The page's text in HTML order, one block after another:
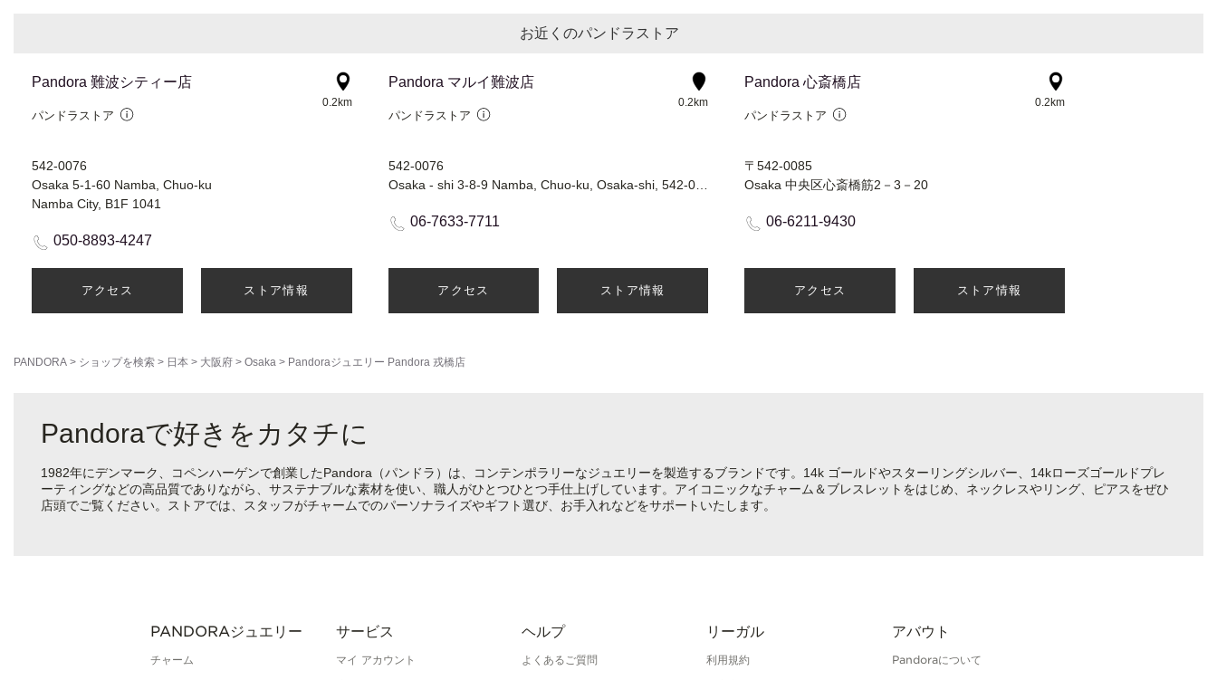
お近くのパンドラストア
Pandora 難波シティー店
パンドラストア
0.2km
542-0076
Osaka 5-1-60 Namba, Chuo-ku
Namba City, B1F 1041
050-8893-4247
アクセス ストア情報
Pandora マルイ難波店
パンドラストア
0.2km
542-0076
Osaka - shi 3-8-9 Namba, Chuo-ku, Osaka-shi, 542-0076
06-7633-7711
アクセス ストア情報
Pandora 心斎橋店
パンドラストア
0.2km
〒542-0085
Osaka 中央区心斎橋筋2－3－20
06-6211-9430
アクセス ストア情報
PANDORA > ショップを検索 > 日本 > 大阪府 > Osaka > Pandoraジュエリー Pandora 戎橋店
Pandoraで好きをカタチに
1982年にデンマーク、コペンハーゲンで創業したPandora（パンドラ）は、コンテンポラリーなジュエリーを製造するブランドです。14k ゴールドやスターリングシルバー、14kローズゴールドプレ
ーティングなどの高品質でありながら、サステナブルな素材を使い、職人がひとつひとつ手仕上げしています。アイコニックなチャーム＆ブレスレットをはじめ、ネックレスやリング、ピアスをぜひ
店頭でご覧ください。ストアでは、スタッフがチャームでのパーソナライズやギフト選び、お手入れなどをサポートいたします。
PANDORAジュエリー
チャーム
サービス
マイ アカウント
ヘルプ
よくあるご質問
リーガル
利用規約
アバウト
Pandoraについて